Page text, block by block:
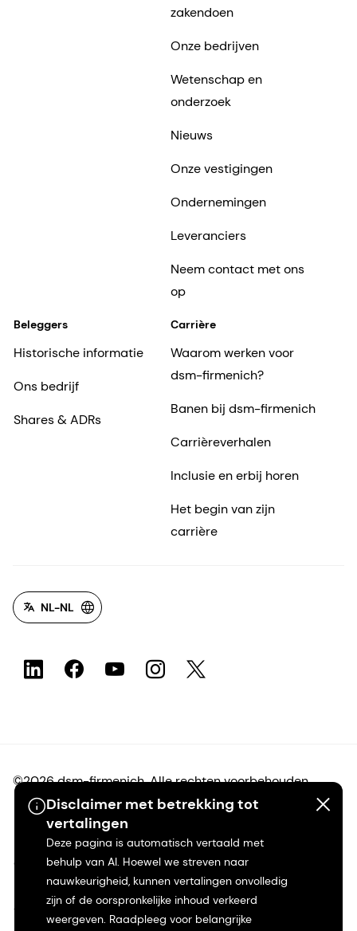
Disclaimer met betrekking tot
vertalingen
Deze pagina is automatisch vertaald met
behulp van AI. Hoewel we streven naar
nauwkeurigheid, kunnen vertalingen onvolledig
zijn of de oorspronkelijke inhoud verkeerd
weergeven. Raadpleeg voor belangrijke
zakendoen
Onze bedrijven
Wetenschap en
onderzoek
Nieuws
Onze vestigingen
Ondernemingen
Leveranciers
Neem contact met ons
op
Beleggers
Historische informatie
Ons bedrijf
Shares & ADRs
Carrière
Waarom werken voor
dsm-firmenich?
Banen bij dsm-firmenich
Carrièreverhalen
Inclusie en erbij horen
Het begin van zijn
carrière
NL-NL
©2026 dsm-firmenich. Alle rechten voorbehouden.
Privacyverklaring
Gebruiksvoorwaarden
Algemene voorwaarden